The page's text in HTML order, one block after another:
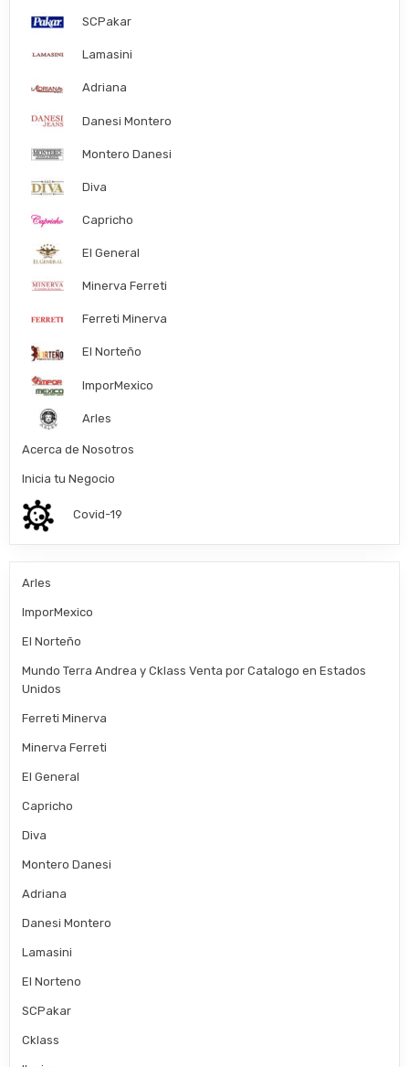
SCPakar
Lamasini
Adriana
Danesi Montero
Montero Danesi
Diva
Capricho
El General
Minerva Ferreti
Ferreti Minerva
El Norteño
ImporMexico
Arles
Acerca de Nosotros
Inicia tu Negocio
Covid-19
Arles
ImporMexico
El Norteño
Mundo Terra Andrea y Cklass Venta por Catalogo en Estados
Unidos
Ferreti Minerva
Minerva Ferreti
El General
Capricho
Diva
Montero Danesi
Adriana
Danesi Montero
Lamasini
El Norteno
SCPakar
Cklass